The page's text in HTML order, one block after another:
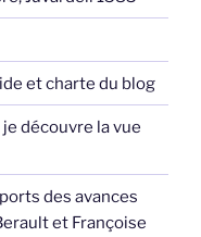
et charte du blog
découvre la vue
des avances
et Françoise